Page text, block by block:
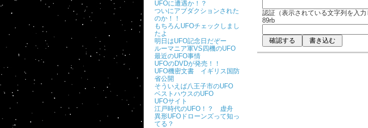
UFOに遭遇か！？
ついにアブダクションされた
のか！！
もちろんUFOチェックしまし
たよ
明日はUFO記念日だぞー
ルーマニア軍VS四機のUFO
最近のUFO事情
UFOのDVDが発売！！
UFO機密文書 イギリス国防
省公開
そういえば八王子市のUFO
ベストハウスのUFO
UFOサイト
江戸時代のUFO！？ 虚舟
異形UFOドローンズって知っ
てる？
認証（表示されている文字列を入力
89rb